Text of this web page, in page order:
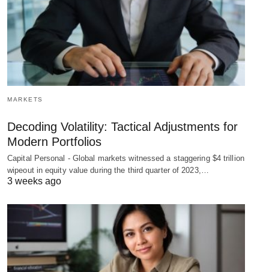
MARKETS
Decoding Volatility: Tactical Adjustments for
Modern Portfolios
Capital Personal - Global markets witnessed a staggering $4 trillion
wipeout in equity value during the third quarter of 2023,…
3 weeks ago